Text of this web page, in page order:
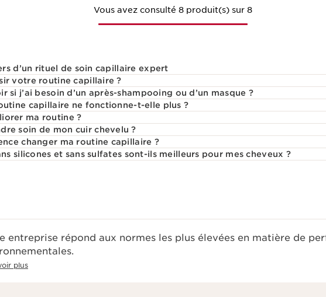
Vous avez consulté 8 produit(s) sur 8
d’un rituel de soin capillaire expert
votre routine capillaire ?
si j’ai besoin d’un après-shampooing ou d’un masque ?
capillaire ne fonctionne-t-elle plus ?
ma routine ?
soin de mon cuir chevelu ?
changer ma routine capillaire ?
silicones et sans sulfates sont-ils meilleurs pour mes cheveux ?
entreprise répond aux normes les plus élevées en matière de
plus